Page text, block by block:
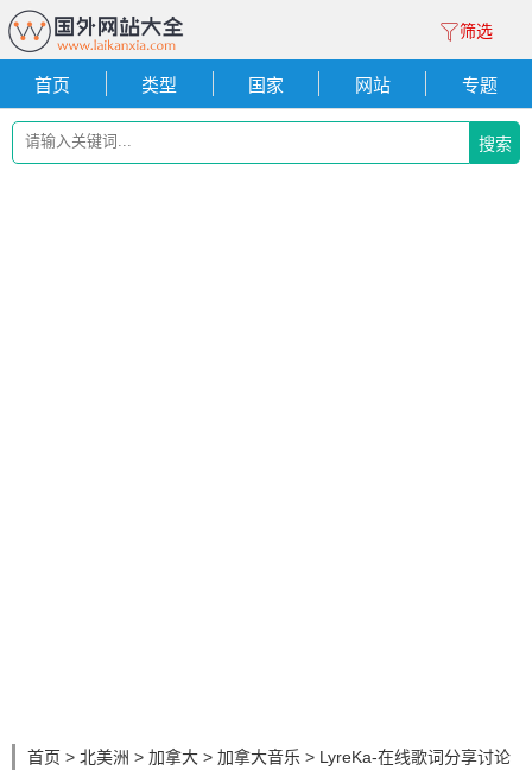
筛选
首页 类型 国家 网站 专题
搜索
首页 > 北美洲 > 加拿大 > 加拿大音乐 > LyreKa-在线歌词分享讨论